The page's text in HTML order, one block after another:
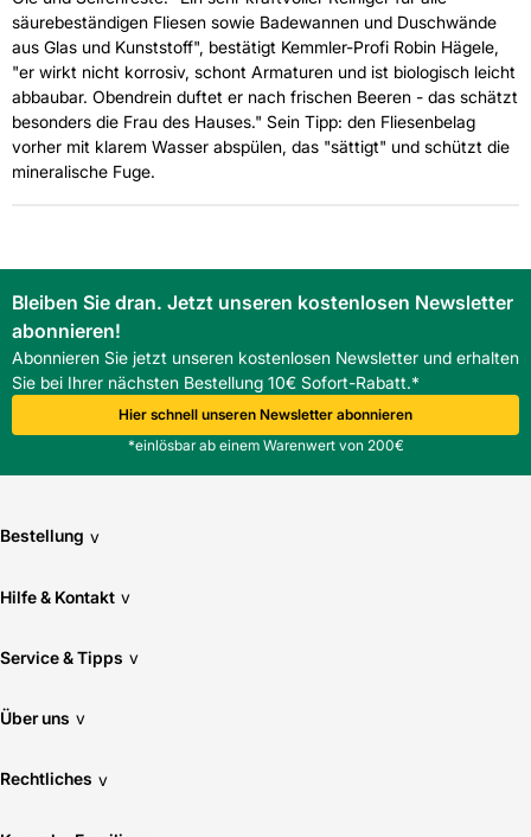
säurebeständigen Fliesen sowie Badewannen und Duschwände
aus Glas und Kunststoff", bestätigt Kemmler-Profi Robin Hägele,
"er wirkt nicht korrosiv, schont Armaturen und ist biologisch leicht
abbaubar. Obendrein duftet er nach frischen Beeren - das schätzt
besonders die Frau des Hauses." Sein Tipp: den Fliesenbelag
vorher mit klarem Wasser abspülen, das "sättigt" und schützt die
mineralische Fuge.
Bleiben Sie dran. Jetzt unseren kostenlosen Newsletter
abonnieren!
Abonnieren Sie jetzt unseren kostenlosen Newsletter und erhalten
Sie bei Ihrer nächsten Bestellung 10€ Sofort-Rabatt.*
Hier schnell unseren Newsletter abonnieren
*einlösbar ab einem Warenwert von 200€
Bestellung v
Hilfe & Kontakt v
Service & Tipps v
Über uns v
Rechtliches v